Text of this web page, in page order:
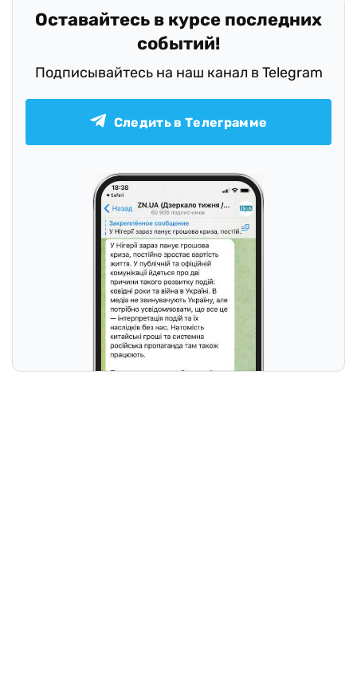
Оставайтесь в курсе последних
событий!
Подписывайтесь на наш канал в Telegram
Следить в Телеграмме